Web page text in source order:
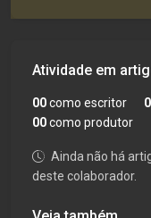
Atividade em
00como escritor
00como produtor
Ainda não há
deste colaborador.